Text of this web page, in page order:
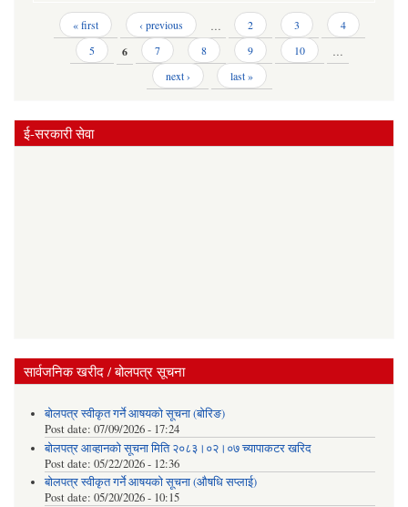
Pages « first ‹ previous … 2 3
4
5
6 7 8 9 10
…
next ›
last »
ई-सरकारी सेवा
सार्वजनिक खरीद / बोलपत्र सूचना
बोलपत्र स्वीकृत गर्ने आषयको सूचना (बोरिङ)
Post date: 07/09/2026 - 17:24
बोलपत्र आव्हानको सूचना मिति २०८३।०२।०७ च्यापाकटर खरिद
Post date: 05/22/2026 - 12:36
बोलपत्र स्वीकृत गर्ने आषयको सूचना (औषधि सप्लाई)
Post date: 05/20/2026 - 10:15